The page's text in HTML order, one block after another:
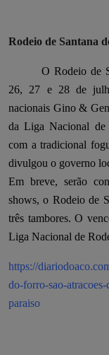
Rodeio de Santana
O Rodeio de
26, 27 e 28 de
nacionais Gino &
da Liga Nacional de
com a tradicional
divulgou o governo
Em breve, serão
shows, o Rodeio de
três tambores. O
Liga Nacional de
https://
do-forro-sao-
paraiso